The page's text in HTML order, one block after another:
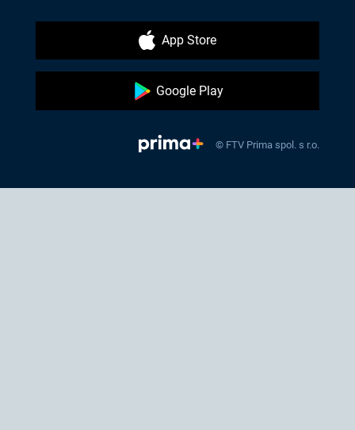
App Store
Google Play
© FTV Prima spol. s r.o.